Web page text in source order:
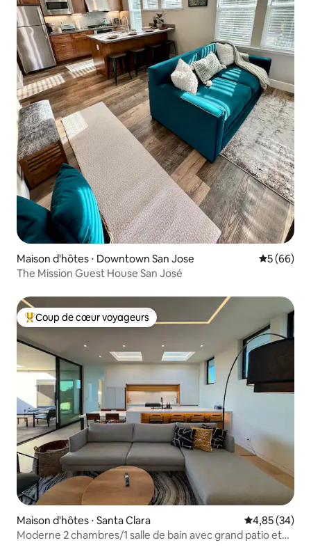
Maison d'hôtes ⋅ Downtown San Jose
5 (66)
The Mission Guest House San José
Coups de cœur voyageurs les plus appréciés
Coup de cœur voyageurs
Maison d'hôtes ⋅ Santa Clara Évaluation
4,85 (34)
Moderne 2 chambres/1 salle de bain avec grand patio et